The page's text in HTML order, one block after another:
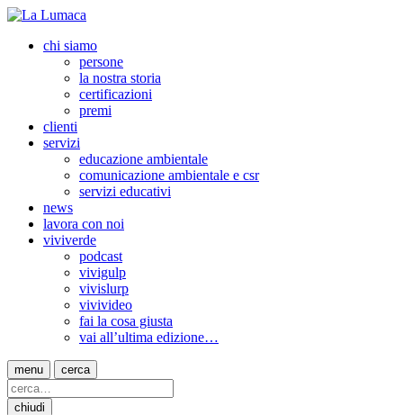
chi siamo
persone
la nostra storia
certificazioni
premi
clienti
servizi
educazione ambientale
comunicazione ambientale e csr
servizi educativi
news
lavora con noi
viviverde
podcast
vivigulp
vivislurp
vivivideo
fai la cosa giusta
vai all’ultima edizione…
menu cerca
chiudi